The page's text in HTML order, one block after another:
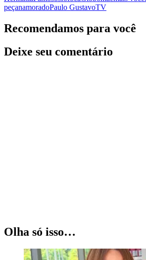
peçanamoradoPaulo GustavoTV
Recomendamos para você
Deixe seu comentário
Olha só isso…